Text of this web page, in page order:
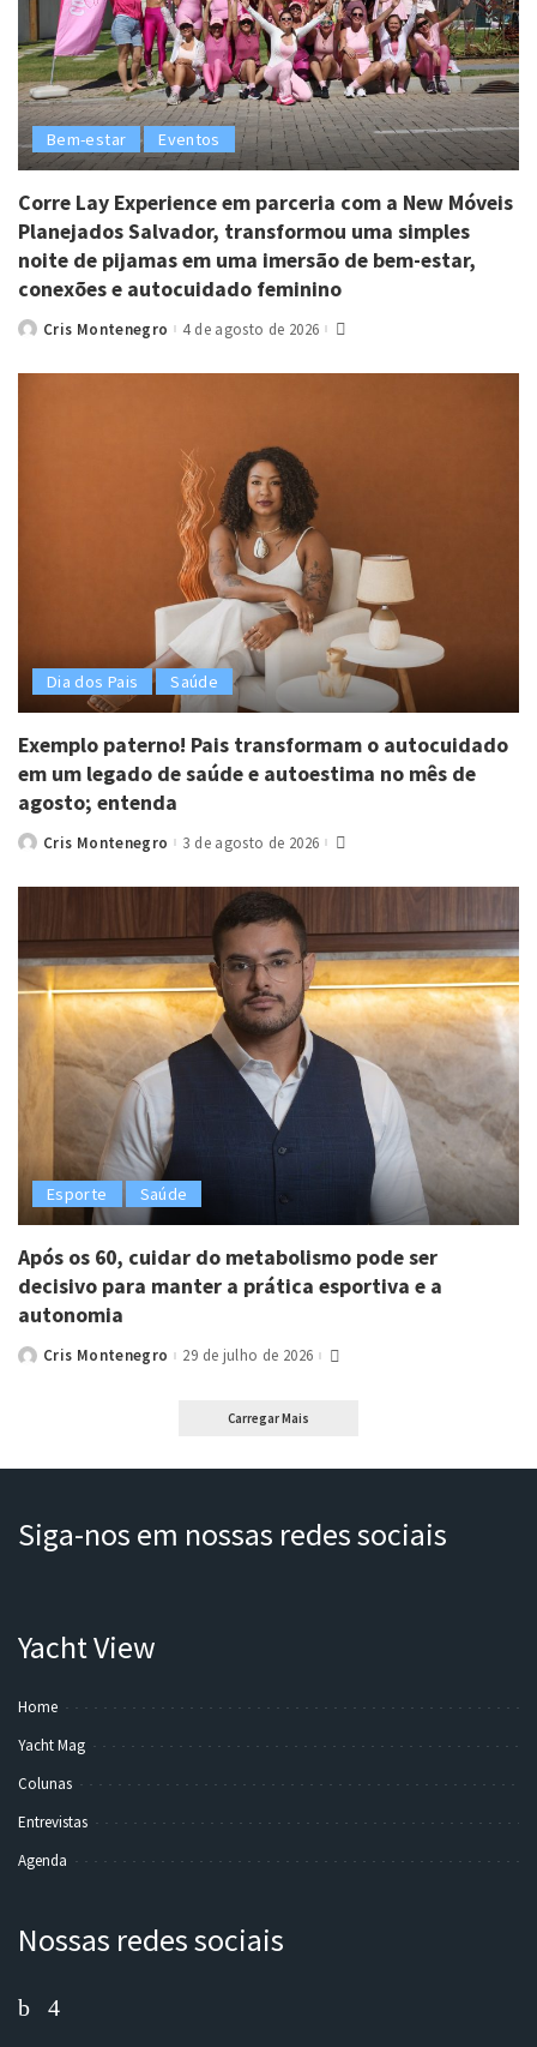
Bem-estar Eventos
Corre Lay Experience em parceria com a New Móveis
Planejados Salvador, transformou uma simples
noite de pijamas em uma imersão de bem-estar,
conexões e autocuidado feminino
PostedCris Montenegro 4 de agosto de 2026
Dia dos Pais Saúde
Exemplo paterno! Pais transformam o autocuidado
em um legado de saúde e autoestima no mês de
agosto; entenda
PostedCris Montenegro 3 de agosto de 2026
Esporte Saúde
Após os 60, cuidar do metabolismo pode ser
decisivo para manter a prática esportiva e a
autonomia
PostedCris Montenegro 29 de julho de 2026
Carregar Mais
Siga-nos em nossas redes sociais
Yacht View
Home
Yacht Mag
Colunas
Entrevistas
Agenda
Nossas redes sociais